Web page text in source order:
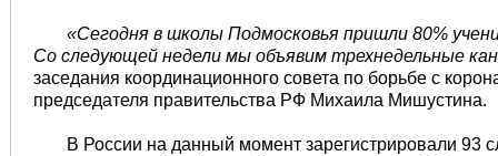
«Сегодня в школы Подмосковья пришли 80%
Со следующей недели мы объявим трехнедельные
заседания координационного совета по борьбе с
председателя правительства РФ Михаила Мишустина.
В России на данный момент зарегистрировали 93